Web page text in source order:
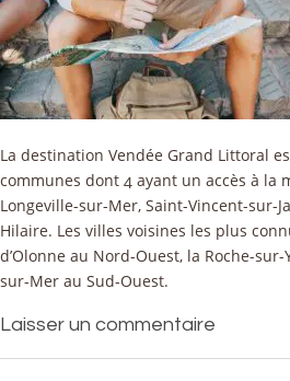
La destination Vendée Grand Littoral
communes dont 4 ayant un accès à la
Longeville-sur-Mer, Saint-Vincent-sur-
Hilaire. Les villes voisines les plus
d’Olonne au Nord-Ouest, la Roche-
sur-Mer au Sud-Ouest.
Laisser un commentaire